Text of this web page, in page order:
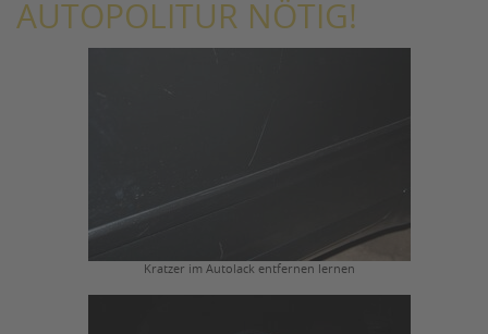
AUTOPOLITUR NÖTIG!
Kratzer im Autolack entfernen lernen